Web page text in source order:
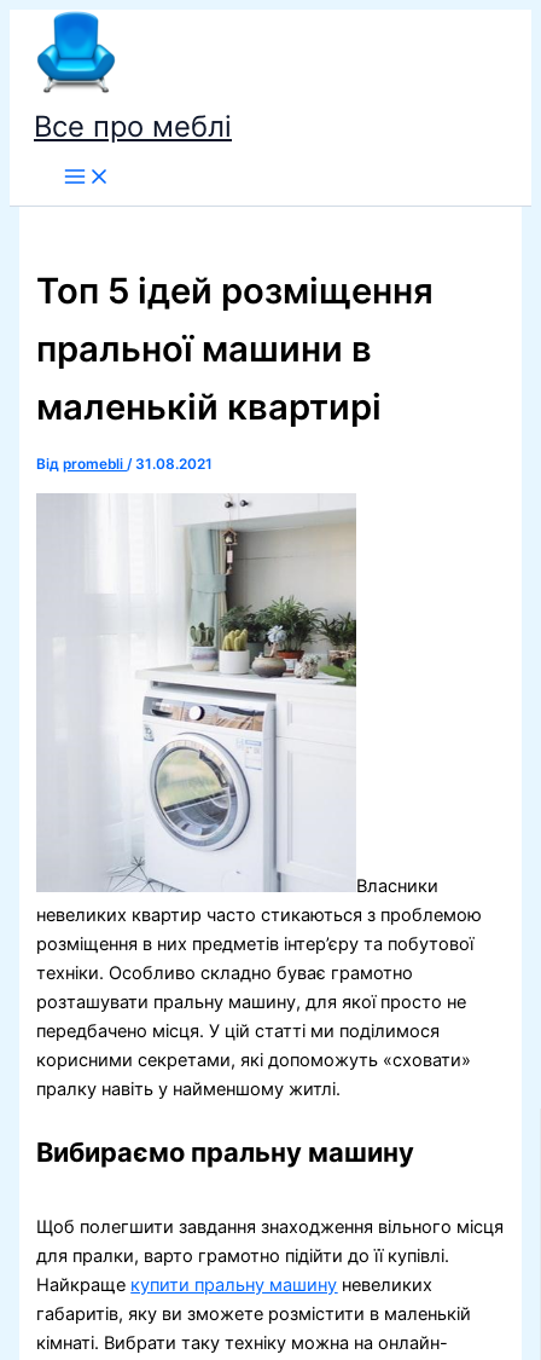
Перейти
вмісту
Все про меблі
Топ 5 ідей розміщення
пральної машини в
маленькій квартирі
Відpromebli/31.08.2021
Власники
невеликих квартир часто стикаються з проблемою
розміщення в них предметів інтер’єру та побутової
техніки. Особливо складно буває грамотно
розташувати пральну машину, для якої просто не
передбачено місця. У цій статті ми поділимося
корисними секретами, які допоможуть «сховати»
пралку навіть у найменшому житлі.
Вибираємо пральну машину
Щоб полегшити завдання знаходження вільного місця
для пралки, варто грамотно підійти до її купівлі.
Найкраще купити пральну машину невеликих
габаритів, яку ви зможете розмістити в маленькій
кімнаті. Вибрати таку техніку можна на онлайн-